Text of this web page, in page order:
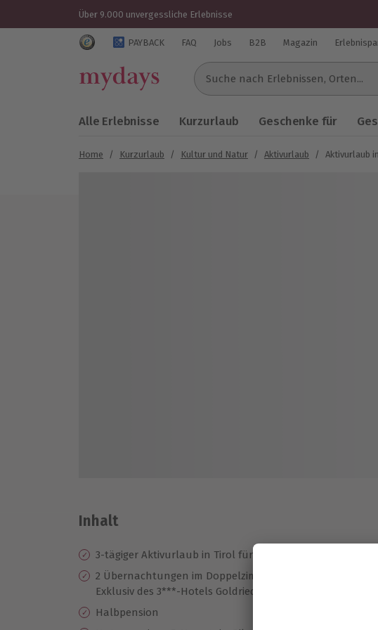
Über 9.000 unvergessliche Erlebnisse
Trustedshops Bewertungen für mydays.de
PAYBACK FAQ Jobs B2B Magazin
Suche nach Erlebnissen...
Alle Erlebnisse Kurzurlaub Geschenke für
Home / Kurzurlaub / Kultur und Natur / Aktivurlaub / Aktivurlaub
Inhalt
3-tägiger Aktivurlaub in Tirol für 2
2 Übernachtungen im Doppelzimmer
Exklusiv des 3***-Hotels Goldried
Halbpension
1x Candle-